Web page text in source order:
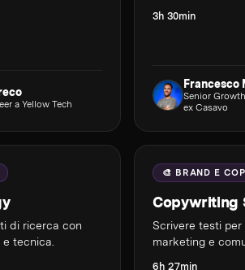
a Yellow Tech
3h 30min
Francesco
Senior
ex Casavo
di ricerca con
tecnica.
🎨 BRAND E
Copywriting
Scrivere testi
marketing e
6h 27min